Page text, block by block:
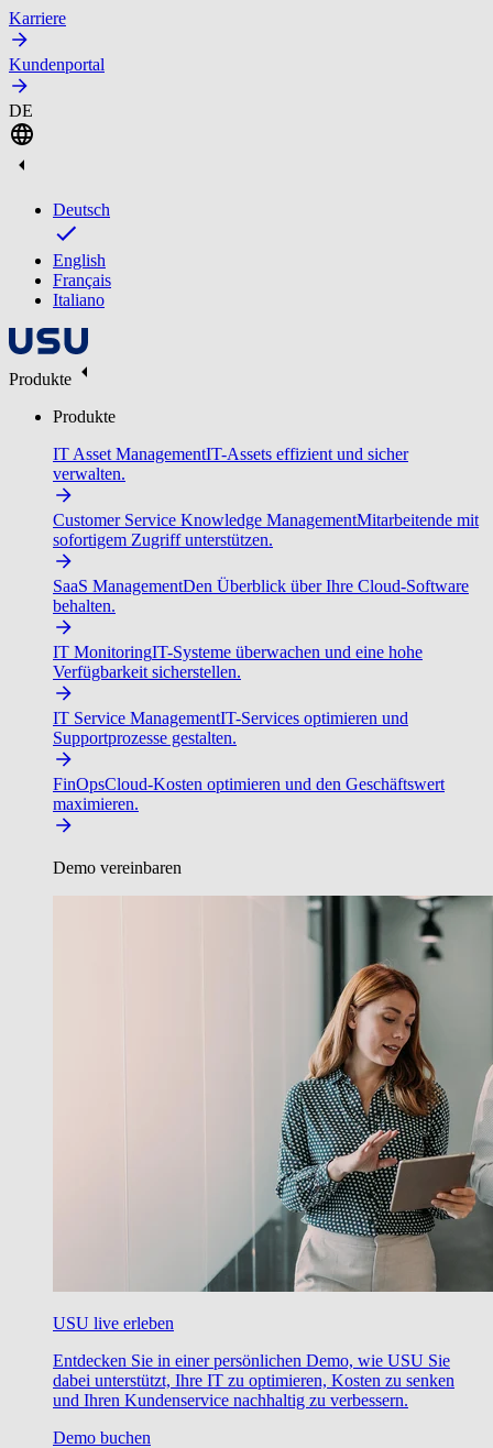
Karriere
Kundenportal
DE
Deutsch
English
Français
Italiano
Produkte
Produkte
IT Asset ManagementIT-Assets effizient und sicher
verwalten.
Customer Service Knowledge ManagementMitarbeitende mit
sofortigem Zugriff unterstützen.
SaaS ManagementDen Überblick über Ihre Cloud-Software
behalten.
IT MonitoringIT-Systeme überwachen und eine hohe
Verfügbarkeit sicherstellen.
IT Service ManagementIT-Services optimieren und
Supportprozesse gestalten.
FinOpsCloud-Kosten optimieren und den Geschäftswert
maximieren.
Demo vereinbaren
USU live erleben
Entdecken Sie in einer persönlichen Demo, wie USU Sie
dabei unterstützt, Ihre IT zu optimieren, Kosten zu senken
und Ihren Kundenservice nachhaltig zu verbessern.
Demo buchen